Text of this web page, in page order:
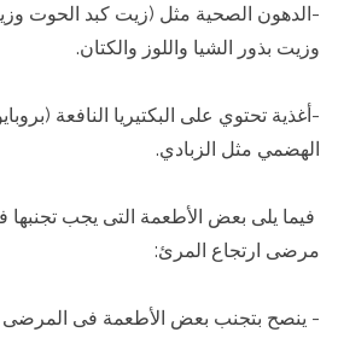
-الدهون الصحية مثل (زيت كبد الحوت
وزيت بذور الشيا واللوز والكتان.
-أغذية تحتوي على البكتيريا النافعة
الهضمي مثل الزبادي.
فيما يلى بعض الأطعمة التى يجب تجنبها
مرضى ارتجاع المرئ:
- ينصح بتجنب بعض الأطعمة فى المرضى